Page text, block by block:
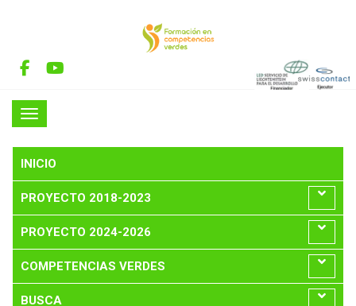
INICIO
PROYECTO 2018-2023
PROYECTO 2024-2026
COMPETENCIAS VERDES
BUSCA